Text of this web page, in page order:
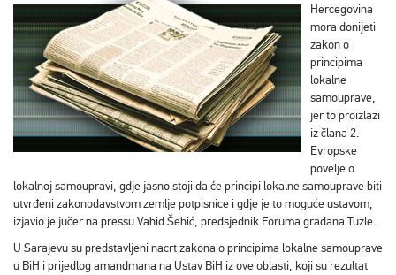
Hercegovina
mora donijeti
zakon o
principima
lokalne
samouprave,
jer to proizlazi
iz člana 2.
Evropske
povelje o
lokalnoj samoupravi, gdje jasno stoji da će principi lokalne samouprave biti
utvrđeni zakonodavstvom zemlje potpisnice i gdje je to moguće ustavom,
izjavio je jučer na pressu Vahid Šehić, predsjednik Foruma građana Tuzle.
U Sarajevu su predstavljeni nacrt zakona o principima lokalne samouprave
u BiH i prijedlog amandmana na Ustav BiH iz ove oblasti, koji su rezultat